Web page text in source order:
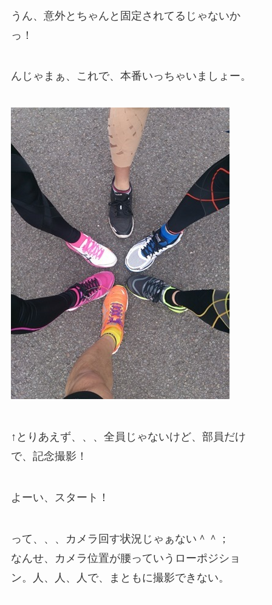
うん、意外とちゃんと固定されてるじゃないか
っ！
んじゃまぁ、これで、本番いっちゃいましょー。
↑とりあえず、、、全員じゃないけど、部員だけ
で、記念撮影！
よーい、スタート！
って、、、カメラ回す状況じゃぁない＾＾；
なんせ、カメラ位置が腰っていうローポジショ
ン。人、人、人で、まともに撮影できない。